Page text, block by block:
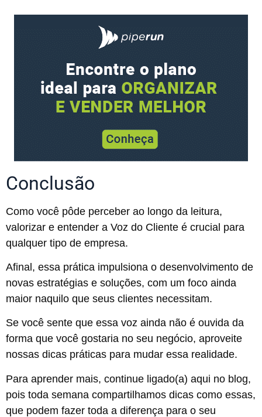
Conclusão
Como você pôde perceber ao longo da leitura,
valorizar e entender a Voz do Cliente é crucial para
qualquer tipo de empresa.
Afinal, essa prática impulsiona o desenvolvimento de
novas estratégias e soluções, com um foco ainda
maior naquilo que seus clientes necessitam.
Se você sente que essa voz ainda não é ouvida da
forma que você gostaria no seu negócio, aproveite
nossas dicas práticas para mudar essa realidade.
Para aprender mais, continue ligado(a) aqui no blog,
pois toda semana compartilhamos dicas como essas,
que podem fazer toda a diferença para o seu